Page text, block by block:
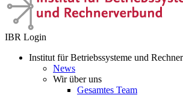
IBR Login
Institut für Betriebssysteme und
News
Wir über uns
Gesamtes Team